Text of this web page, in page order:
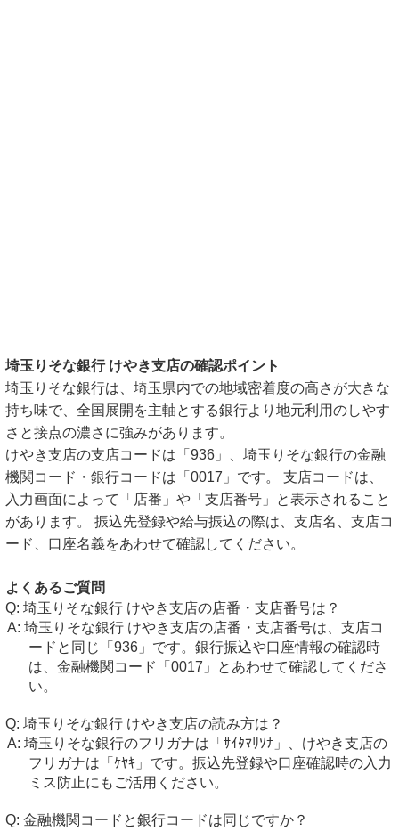
埼玉りそな銀行 けやき支店の確認ポイント
埼玉りそな銀行は、埼玉県内での地域密着度の高さが大きな
持ち味で、全国展開を主軸とする銀行より地元利用のしやす
さと接点の濃さに強みがあります。
けやき支店の支店コードは「936」、埼玉りそな銀行の金融
機関コード・銀行コードは「0017」です。 支店コードは、
入力画面によって「店番」や「支店番号」と表示されること
があります。 振込先登録や給与振込の際は、支店名、支店コ
ード、口座名義をあわせて確認してください。
よくあるご質問
埼玉りそな銀行 けやき支店の店番・支店番号は？
埼玉りそな銀行 けやき支店の店番・支店番号は、支店コ
ードと同じ「936」です。銀行振込や口座情報の確認時
は、金融機関コード「0017」とあわせて確認してくださ
い。
埼玉りそな銀行 けやき支店の読み方は？
埼玉りそな銀行のフリガナは「ｻｲﾀﾏﾘｿﾅ」、けやき支店の
フリガナは「ｹﾔｷ」です。振込先登録や口座確認時の入力
ミス防止にもご活用ください。
金融機関コードと銀行コードは同じですか？